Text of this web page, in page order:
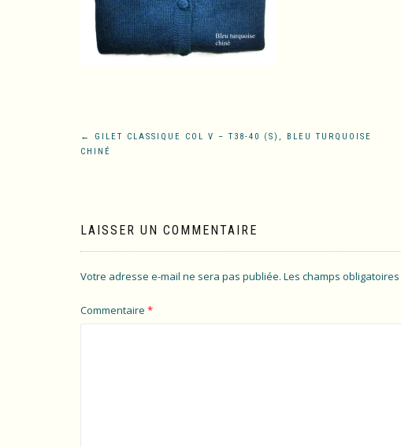
Navigation
←
GILET CLASSIQUE COL V – T38-40 (S), BLEU TURQUOISE
CHINÉ
LAISSER UN COMMENTAIRE
Votre adresse e-mail ne sera pas publiée. Les champs
Commentaire *